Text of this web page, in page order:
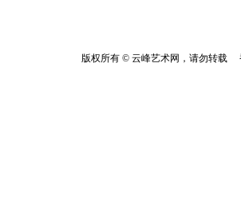
版权所有 © 云峰艺术网，请勿转载